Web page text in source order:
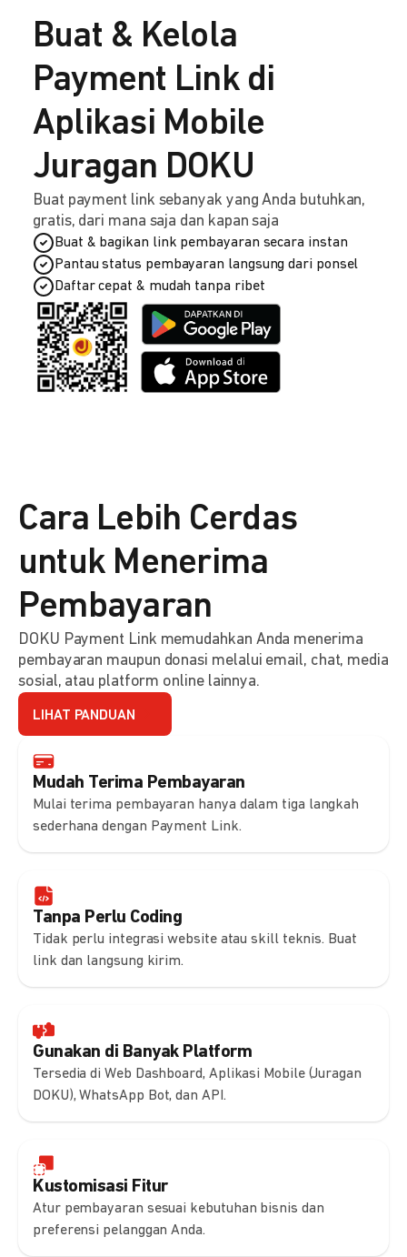
Buat & Kelola
Payment Link di
Aplikasi Mobile
Juragan DOKU
Buat payment link sebanyak yang Anda butuhkan,
gratis, dari mana saja dan kapan saja
Buat & bagikan link pembayaran secara instan
Pantau status pembayaran langsung dari ponsel
Daftar cepat & mudah tanpa ribet
Mudah Terima Pembayaran
Mulai terima pembayaran hanya dalam tiga langkah
sederhana dengan Payment Link.
Tanpa Perlu Coding
Tidak perlu integrasi website atau skill teknis. Buat
link dan langsung kirim.
Gunakan di Banyak Platform
Tersedia di Web Dashboard, Aplikasi Mobile (Juragan
DOKU), WhatsApp Bot, dan API.
Kustomisasi Fitur
Atur pembayaran sesuai kebutuhan bisnis dan
preferensi pelanggan Anda.
Cara Lebih Cerdas
untuk Menerima
Pembayaran
DOKU Payment Link memudahkan Anda menerima
pembayaran maupun donasi melalui email, chat, media
sosial, atau platform online lainnya.
LIHAT PANDUAN